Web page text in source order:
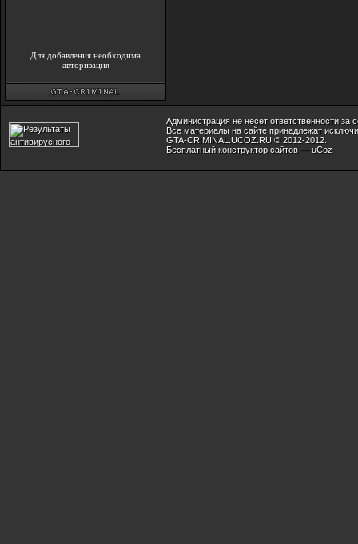
Для добавления необходима
авторизация
Администрация не несёт ответственности
Все материалы на сайте принадлежат
GTA-CRIMINAL.UCOZ.RU © 2012-2012.
Бесплатный конструктор сайтов —uCoz